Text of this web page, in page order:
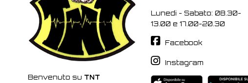
Benvenuto su TNT
Lunedi - Sabato: 08.30-
13.00 e 17.00-20.30
Facebook
Instagram